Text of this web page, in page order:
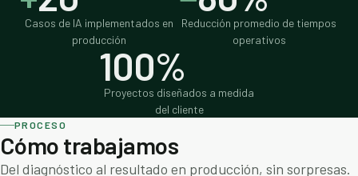
Casos de IA implementados en
producción
Reducción promedio de tiempos
operativos
100%
Proyectos diseñados a medida
del cliente
PROCESO
Cómo trabajamos
Del diagnóstico al resultado en producción, sin sorpresas.